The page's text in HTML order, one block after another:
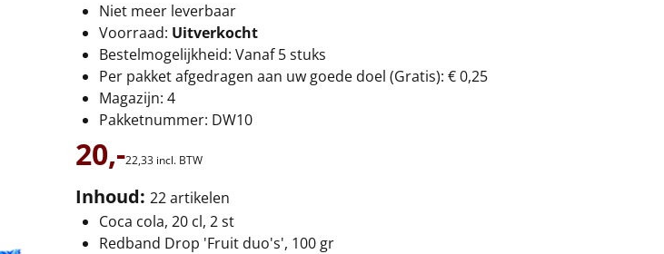
Niet meer leverbaar
Voorraad: Uitverkocht
Bestelmogelijkheid: Vanaf 5 stuks
Per pakket afgedragen aan uw goede doel (Gratis): € 0,25
Magazijn: 4
Pakketnummer: DW10
20,-22,33 incl. BTW
Inhoud: 22 artikelen
Coca cola, 20 cl, 2 st
Redband Drop 'Fruit duo's', 100 gr